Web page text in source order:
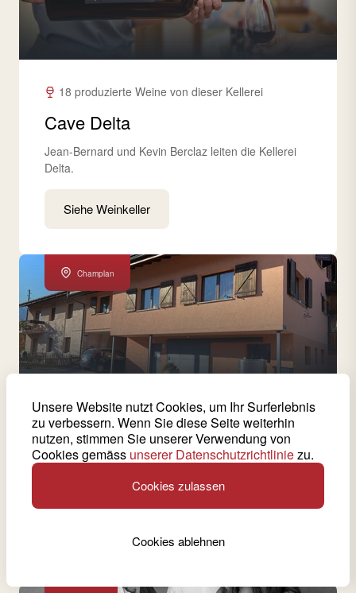
18 produzierte Weine von dieser Kellerei
Cave Delta
Jean-Bernard und Kevin Berclaz leiten die Kellerei
Delta.
Siehe Weinkeller
Champlan
12 produzierte Weine von dieser Kellerei
Cave des Landes
Im Jahr 2007 übernahmen der Sohn Gilles und seine
Siehe Weinkeller
Unsere Website nutzt Cookies, um Ihr Surferlebnis
zu verbessern. Wenn Sie diese Seite weiterhin
nutzen, stimmen Sie unserer Verwendung von
Cookies gemäss unserer Datenschutzrichtliniezu.
Cookies zulassen
Cookies ablehnen